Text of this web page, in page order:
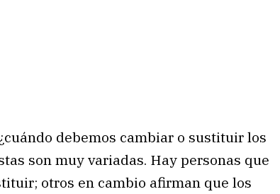
debemos cambiar o sustituir los
son muy variadas. Hay personas que
otros en cambio afirman que los